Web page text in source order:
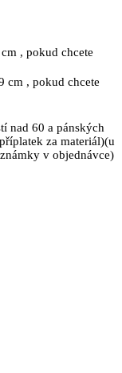
, pokud chcete
cm , pokud chcete
nad 60 a pánských
za materiál)(u
v objednávce)